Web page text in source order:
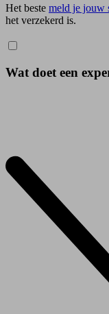
Het beste meld je jouw
het verzekerd is.
Wat doet een